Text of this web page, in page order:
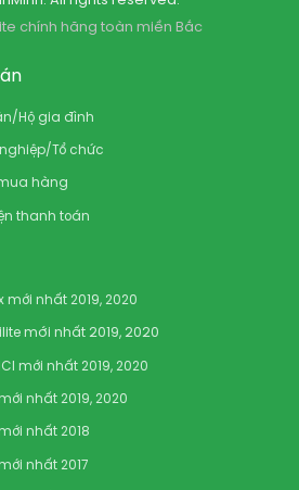
chính hãng toàn miền Bắc
Hộ gia đình
Tổ chức
hàng
thanh toán
mới nhất 2019, 2020
mới nhất 2019, 2020
mới nhất 2019, 2020
nhất 2019, 2020
nhất 2018
nhất 2017